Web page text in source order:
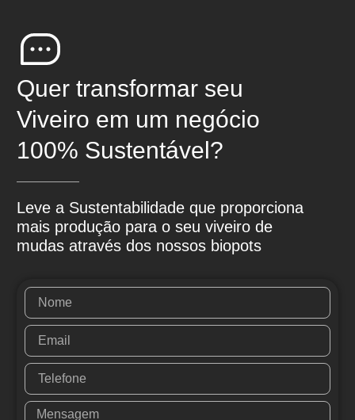
Quer transformar seu
Viveiro em um negócio
100% Sustentável?
Leve a Sustentabilidade que proporciona
mais produção para o seu viveiro de
mudas através dos nossos biopots